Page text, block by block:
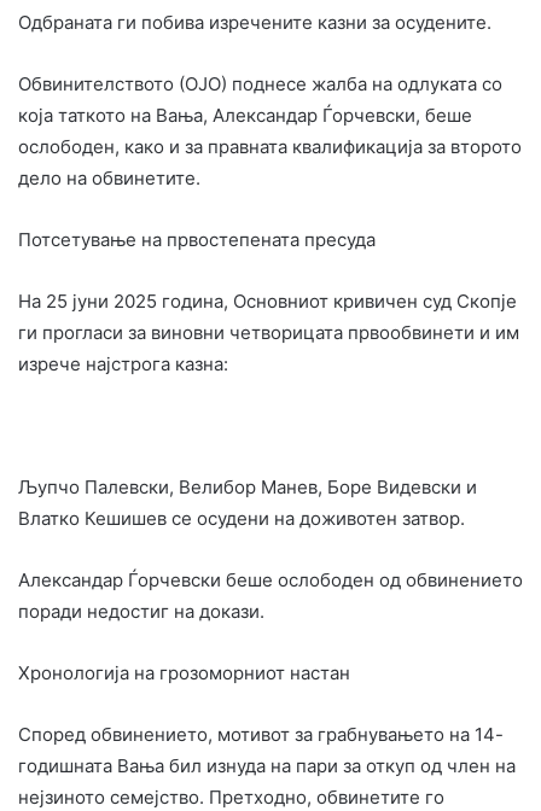
Одбраната ги побива изречените казни за осудените.
Обвинителството (ОЈО) поднесе жалба на одлуката со
која таткото на Вања, Александар Ѓорчевски, беше
ослободен, како и за правната квалификација за второто
дело на обвинетите.
Потсетување на првостепената пресуда
На 25 јуни 2025 година, Основниот кривичен суд Скопје
ги прогласи за виновни четворицата првообвинети и им
изрече најстрога казна:
Љупчо Палевски, Велибор Манев, Боре Видевски и
Влатко Кешишев се осудени на доживотен затвор.
Александар Ѓорчевски беше ослободен од обвинението
поради недостиг на докази.
Хронологија на грозоморниот настан
Според обвинението, мотивот за грабнувањето на 14-
годишната Вања бил изнуда на пари за откуп од член на
нејзиното семејство. Претходно, обвинетите го